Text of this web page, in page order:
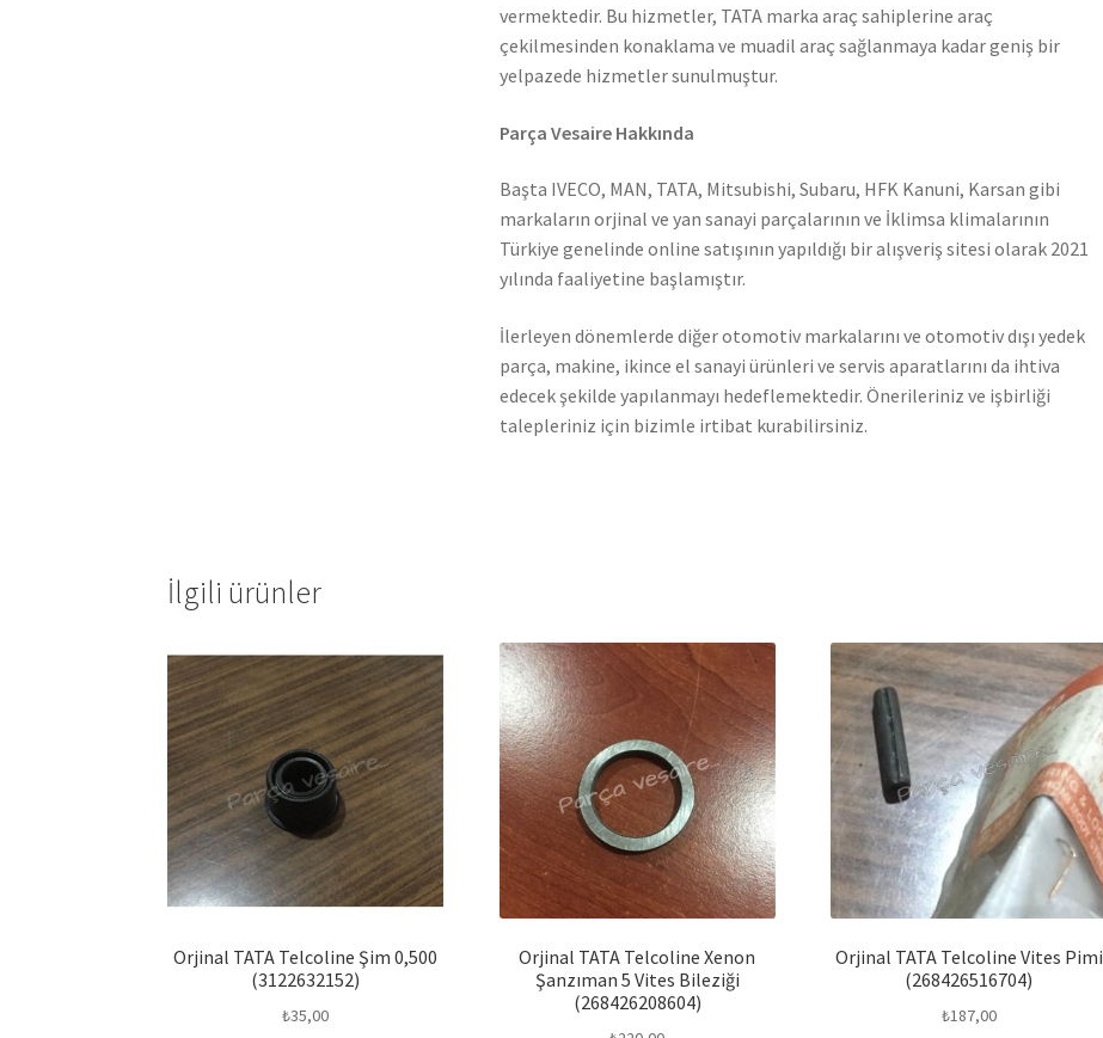
vermektedir. Bu hizmetler, TATA marka araç sahiplerine araç
çekilmesinden konaklama ve muadil araç sağlanmaya kadar geniş bir
yelpazede hizmetler sunulmuştur.
Parça Vesaire Hakkında
Başta IVECO, MAN, TATA, Mitsubishi, Subaru, HFK Kanuni, Karsan gibi
markaların orjinal ve yan sanayi parçalarının ve İklimsa klimalarının
Türkiye genelinde online satışının yapıldığı bir alışveriş sitesi olarak 2021
yılında faaliyetine başlamıştır.
İlerleyen dönemlerde diğer otomotiv markalarını ve otomotiv dışı yedek
parça, makine, ikince el sanayi ürünleri ve servis aparatlarını da ihtiva
edecek şekilde yapılanmayı hedeflemektedir. Önerileriniz ve işbirliği
talepleriniz için bizimle irtibat kurabilirsiniz.
İlgili ürünler
Orjinal TATA Telcoline Şim 0,500
(3122632152)
₺35,00
Orjinal TATA Telcoline Xenon
Şanzıman 5 Vites Bileziği
(268426208604)
Orjinal TATA Telcoline Vites Pimi
(268426516704)
₺187,00